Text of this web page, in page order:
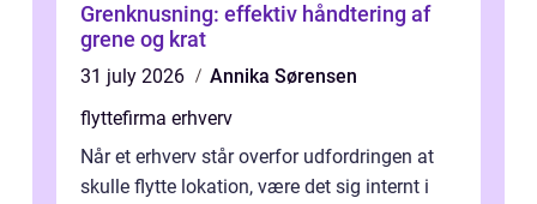
Grenknusning: effektiv håndtering af
grene og krat
31 july 2026
Annika Sørensen
flyttefirma erhverv
Når et erhverv står overfor udfordringen at
skulle flytte lokation, være det sig internt i